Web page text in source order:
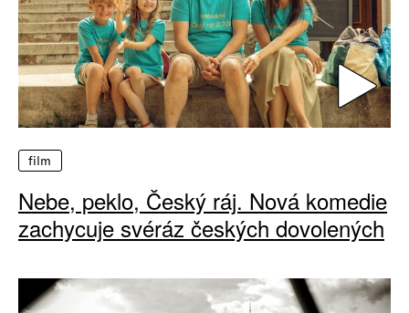
film
Nebe, peklo, Český ráj. Nová komedie
zachycuje svéráz českých dovolených